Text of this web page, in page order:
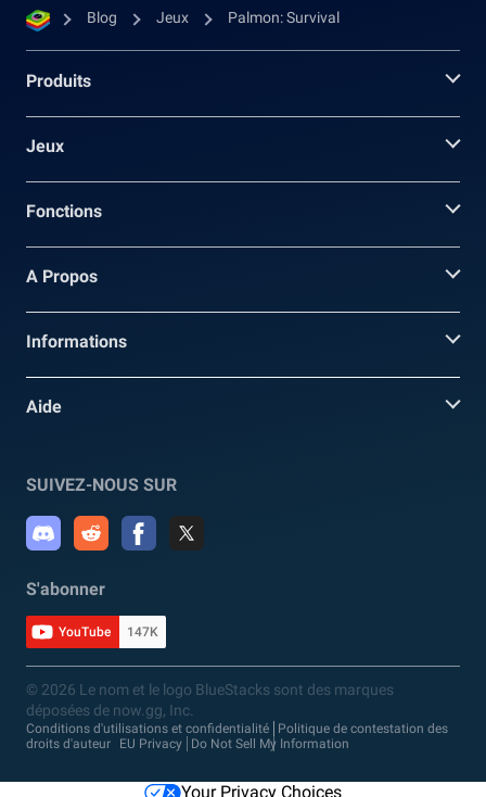
Blog Jeux Palmon: Survival
Produits
Jeux
Fonctions
A Propos
Informations
Aide
SUIVEZ-NOUS SUR
S'abonner
YouTube 147K
© 2026 Le nom et le logo BlueStacks sont des marques
déposées de now.gg, Inc.
Conditions d'utilisations et confidentialité
Politique de contestation des
droits d'auteur
EU Privacy Do Not Sell My Information
Your Privacy Choices